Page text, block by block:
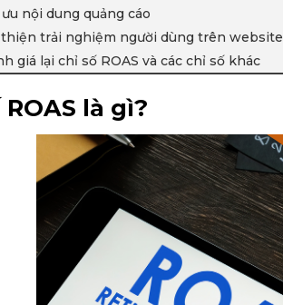
nội dung quảng cáo
thiện trải nghiệm người dùng trên website
giá lại chỉ số ROAS và các chỉ số khác
ROAS là gì?